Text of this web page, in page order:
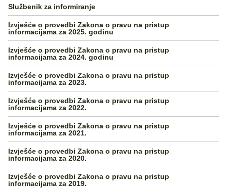
Službenik za informiranje
Izvješće o provedbi Zakona o pravu na pristup
informacijama za 2025. godinu
Izvješće o provedbi Zakona o pravu na pristup
informacijama za 2024. godinu
Izvješće o provedbi Zakona o pravu na pristup
informacijama za 2023.
Izvješće o provedbi Zakona o pravu na pristup
informacijama za 2022.
Izvješće o provedbi Zakona o pravu na pristup
informacijama za 2021.
Izvješće o provedbi Zakona o pravu na pristup
informacijama za 2020.
Izvješće o provedbi Zakona o pravu na pristup
informacijama za 2019.